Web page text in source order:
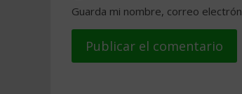
Guarda mi nombre, correo